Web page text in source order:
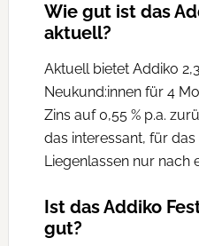
Wie gut ist das
aktuell?
Aktuell bietet Addiko
Neukund:innen für 4
Zins auf 0,55 % p.a.
das interessant, für
Liegenlassen nur nach
Ist das Addiko
gut?